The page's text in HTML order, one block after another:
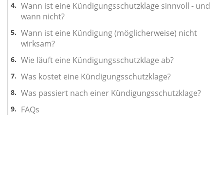
Wann ist eine Kündigungsschutzklage sinnvoll - und
wann nicht?
Wann ist eine Kündigung (möglicherweise) nicht
wirksam?
Wie läuft eine Kündigungsschutzklage ab?
Was kostet eine Kündigungsschutzklage?
Was passiert nach einer Kündigungsschutzklage?
FAQs